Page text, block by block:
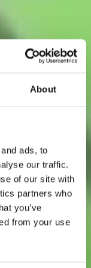
About
ads, to
our traffic.
of our site with
partners who
you’ve
from your use